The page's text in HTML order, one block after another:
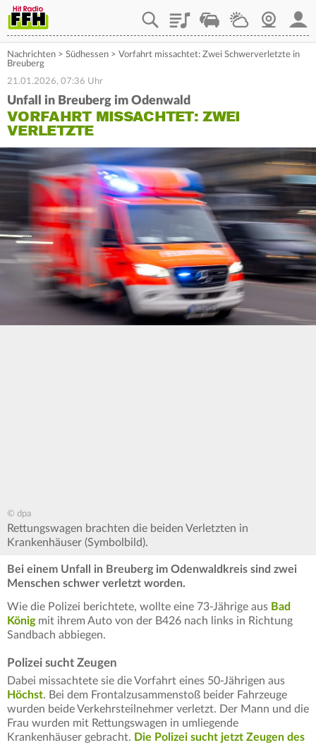
PlaylistStaupilotWetterWebcam
Nachrichten > Südhessen > Vorfahrt missachtet: Zwei Schwerverletzte in
Breuberg
21.01.2026, 07:36 Uhr
Unfall in Breuberg im Odenwald
VORFAHRT MISSACHTET: ZWEI
VERLETZTE
© dpa
Rettungswagen brachten die beiden Verletzten in
Krankenhäuser (Symbolbild).
Bei einem Unfall in Breuberg im Odenwaldkreis sind zwei
Menschen schwer verletzt worden.
Wie die Polizei berichtete, wollte eine 73-Jährige aus Bad
Königmit ihrem Auto von der B426 nach links in Richtung
Sandbach abbiegen.
Polizei sucht Zeugen
Dabei missachtete sie die Vorfahrt eines 50-Jährigen aus
Höchst. Bei dem Frontalzusammenstoß beider Fahrzeuge
wurden beide Verkehrsteilnehmer verletzt. Der Mann und die
Frau wurden mit Rettungswagen in umliegende
Krankenhäuser gebracht. Die Polizei sucht jetzt Zeugen des